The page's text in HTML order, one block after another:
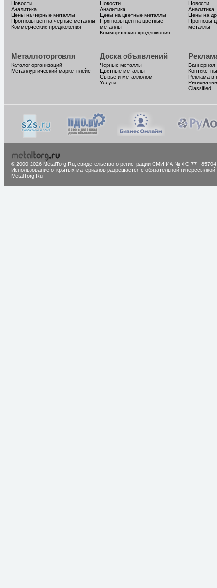
Новости
Аналитика
Цены на черные металлы
Прогнозы цен на черные металлы
Коммерческие предложения
Новости
Аналитика
Цены на цветные металлы
Прогнозы цен на цветные
металлы
Коммерческие предложения
Новости
Аналитика
Цены на
Прогнозы
металлы
Металлоторговля
Каталог организаций
Металлургический маркетплейс
Доска объявлений
Черные металлы
Цветные металлы
Сырье и металлолом
Услуги
Баннерная
Реклама в
Classified
© 2000-2026 MetalTorg.Ru, cвидетельство о регистрации СМИ ИА № ФС 77 - 85704
Использование открытых материалов разрешается с обязательной гиперссылкой
MetalTorg.Ru